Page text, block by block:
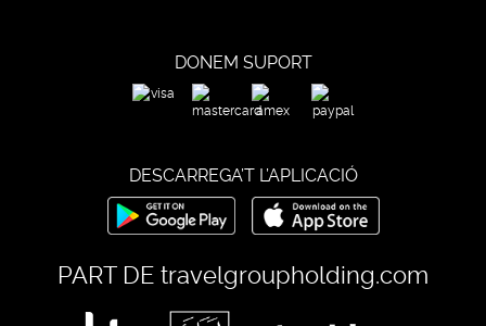
DONEM SUPORT
DESCARREGA’T L’APLICACIÓ
PART DE travelgroupholding.com